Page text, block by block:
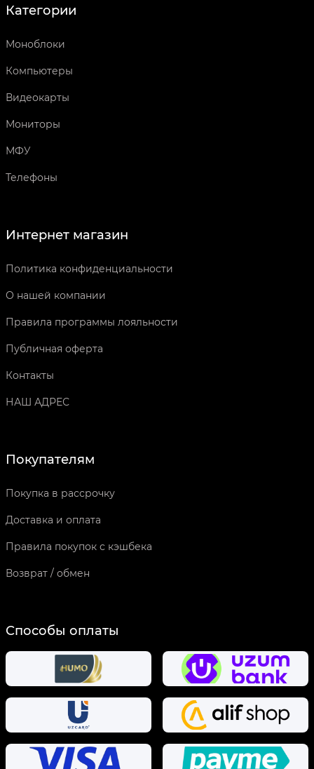
Категории
Моноблоки
Компьютеры
Видеокарты
Мониторы
МФУ
Телефоны
Интернет магазин
Политика конфиденциальности
О нашей компании
Правила программы лояльности
Публичная оферта
Контакты
НАШ АДРЕС
Покупателям
Покупка в рассрочку
Доставка и оплата
Правила покупок с кэшбека
Возврат / обмен
Способы оплаты